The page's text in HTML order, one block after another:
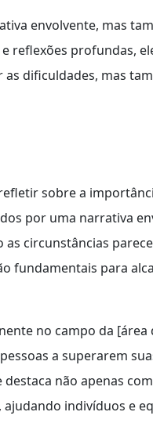
envolvente, mas
reflexões profundas,
dificuldades, mas
sobre a
por uma narrativa
circunstâncias
fundamentais para
no campo da
a superarem
não apenas
indivíduos e